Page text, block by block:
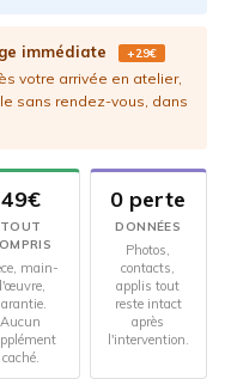
immédiate +29€
votre arrivée en atelier,
sans rendez-vous, dans
49€
TOUT
main-
Aucun
caché.
0 perte
DONNÉES
Photos,
contacts,
applis tout
reste intact
après
l'intervention.